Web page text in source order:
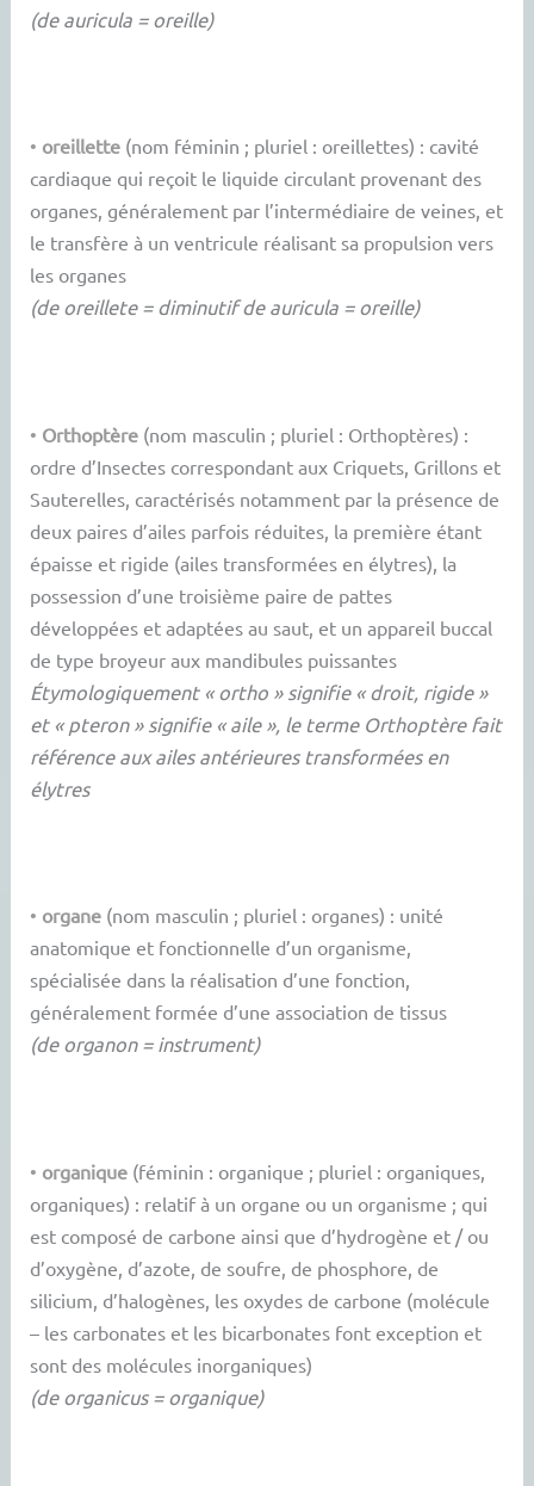
(de auricula = oreille)
• oreillette (nom féminin ; pluriel : oreillettes) : cavité
cardiaque qui reçoit le liquide circulant provenant des
organes, généralement par l’intermédiaire de veines, et
le transfère à un ventricule réalisant sa propulsion vers
les organes
(de oreillete = diminutif de auricula = oreille)
• Orthoptère (nom masculin ; pluriel : Orthoptères) :
ordre d’Insectes correspondant aux Criquets, Grillons et
Sauterelles, caractérisés notamment par la présence de
deux paires d’ailes parfois réduites, la première étant
épaisse et rigide (ailes transformées en élytres), la
possession d’une troisième paire de pattes
développées et adaptées au saut, et un appareil buccal
de type broyeur aux mandibules puissantes
Étymologiquement « ortho » signifie « droit, rigide »
et « pteron » signifie « aile », le terme Orthoptère fait
référence aux ailes antérieures transformées en
élytres
• organe (nom masculin ; pluriel : organes) : unité
anatomique et fonctionnelle d’un organisme,
spécialisée dans la réalisation d’une fonction,
généralement formée d’une association de tissus
(de organon = instrument)
• organique (féminin : organique ; pluriel : organiques,
organiques) : relatif à un organe ou un organisme ; qui
est composé de carbone ainsi que d’hydrogène et / ou
d’oxygène, d’azote, de soufre, de phosphore, de
silicium, d’halogènes, les oxydes de carbone (molécule
– les carbonates et les bicarbonates font exception et
sont des molécules inorganiques)
(de organicus = organique)